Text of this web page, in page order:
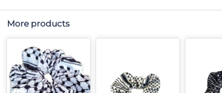
More products